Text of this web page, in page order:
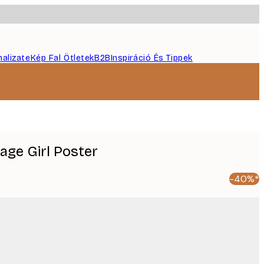
Kép Fal ÖtletekB2BInspiráció És Tippek
Girl Poster
-40%*